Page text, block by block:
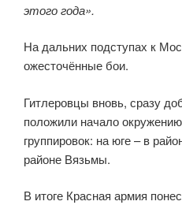
этого года».
На дальних подступах к
ожесточённые бои.
Гитлеровцы вновь, сразу
положили начало
группировок: на юге – в
районе Вязьмы.
В итоге Красная армия